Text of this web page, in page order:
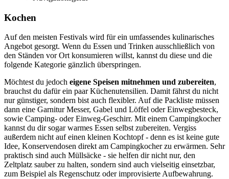
Kochen
Auf den meisten Festivals wird für ein umfassendes kulinarisches
Angebot gesorgt. Wenn du Essen und Trinken ausschließlich von
den Ständen vor Ort konsumieren willst, kannst du diese und die
folgende Kategorie gänzlich überspringen.
Möchtest du jedoch eigene Speisen mitnehmen und zubereiten,
brauchst du dafür ein paar Küchenutensilien. Damit fährst du nicht
nur günstiger, sondern bist auch flexibler. Auf die Packliste müssen
dann eine Garnitur Messer, Gabel und Löffel oder Einwegbesteck,
sowie Camping- oder Einweg-Geschirr. Mit einem Campingkocher
kannst du dir sogar warmes Essen selbst zubereiten. Vergiss
außerdem nicht auf einen kleinen Kochtopf - denn es ist keine gute
Idee, Konservendosen direkt am Campingkocher zu erwärmen. Sehr
praktisch sind auch Müllsäcke - sie helfen dir nicht nur, den
Zeltplatz sauber zu halten, sondern sind auch vielseitig einsetzbar,
zum Beispiel als Regenschutz oder improvisierte Aufbewahrung.